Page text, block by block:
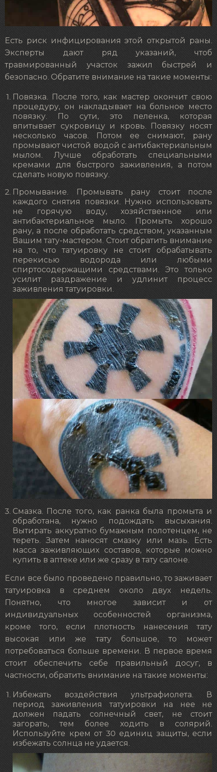
Есть риск инфицирования этой открытой раны.
Эксперты дают ряд указаний, чтоб
травмированный участок зажил быстрей и
безопасно. Обратите внимание на такие моменты:
Повязка. После того, как мастер окончит свою
процедуру, он накладывает на больное место
повязку. По сути, это пеленка, которая
впитывает сукровицу и кровь. Повязку носят
несколько часов. Потом ее снимают, рану
промывают чистой водой с антибактериальным
мылом. Лучше обработать специальными
кремами для быстрого заживления, а потом
сделать новую повязку.
Промывание. Промывать рану стоит после
каждого снятия повязки. Нужно использовать
не горячую воду, хозяйственное или
антибактериальное мыло. Промыть хорошо
рану, а после обработать средством, указанным
Вашим тату-мастером. Стоит обратить внимание
на то, что татуировку не стоит обрабатывать
перекисью водорода или любыми
спиртосодержащими средствами. Это только
усилит раздражение и удлинит процесс
заживления татуировки.
Смазка. После того, как ранка была промыта и
обработана, нужно подождать высыхания.
Вытирать аккуратно бумажным полотенцем, не
тереть. Затем наносят смазку или мазь. Есть
масса заживляющих составов, которые можно
купить в аптеке или же сразу в тату салоне.
Если все было проведено правильно, то заживает
татуировка в среднем около двух недель.
Понятно, что многое зависит и от
индивидуальных особенностей организма,
кроме того, если плотность нанесения тату
высокая или же тату большое, то может
потребоваться больше времени. В первое время
стоит обеспечить себе правильный досуг, в
частности, обратить внимание на такие моменты:
Избежать воздействия ультрафиолета. В
период заживления татуировки на нее не
должен падать солнечный свет, не стоит
загорать, тем более ходить в солярий.
Используйте крем от 30 единиц защиты, если
избежать солнца не удается.